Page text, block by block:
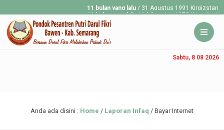
11 bulan yang lalu/ 31 Agustus 1991 Kirgizstan
11 bulan yang lalu/ 14 Agustus 1973 Konstitusi
Sabtu, 8 08 2026
Anda ada disini : Home / Laporan Infaq / Bayar Internet